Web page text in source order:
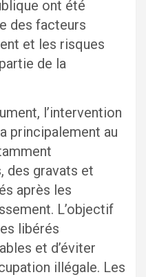
ont été
des facteurs
et les risques
de la
l’intervention
principalement au
des gravats et
après les
L’objectif
libérés
et d’éviter
illégale. Les